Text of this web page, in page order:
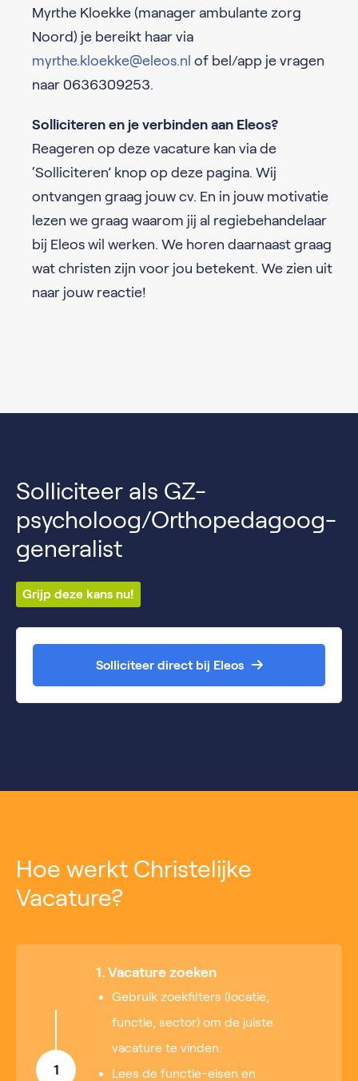
Myrthe Kloekke (manager ambulante zorg
Noord) je bereikt haar via
myrthe.kloekke@eleos.nl of bel/app je vragen
naar 0636309253.
Solliciteren en je verbinden aan Eleos?
Reageren op deze vacature kan via de
‘Solliciteren’ knop op deze pagina. Wij
ontvangen graag jouw cv. En in jouw motivatie
lezen we graag waarom jij al regiebehandelaar
bij Eleos wil werken. We horen daarnaast graag
wat christen zijn voor jou betekent. We zien uit
naar jouw reactie!
Solliciteer als GZ-
psycholoog/Orthopedagoog-
generalist
Grijp deze kans nu!
Solliciteer direct bij Eleos
Hoe werkt Christelijke
Vacature?
1
1. Vacature zoeken
Gebruik zoekfilters (locatie,
functie, sector) om de juiste
vacature te vinden.
Lees de functie-eisen en